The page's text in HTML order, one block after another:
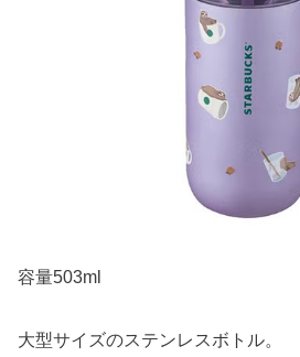
容量503ml
大型サイズのステンレスボトル。